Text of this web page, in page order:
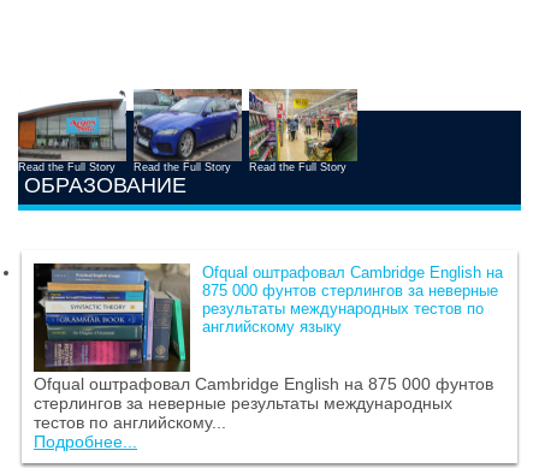
Read the Full Story Read the Full Story Read the Full Story
ОБРАЗОВАНИЕ
Ofqual оштрафовал Cambridge English на
875 000 фунтов стерлингов за неверные
результаты международных тестов по
английскому языку
Ofqual оштрафовал Cambridge English на 875 000 фунтов
стерлингов за неверные результаты международных
тестов по английскому...
Подробнее...